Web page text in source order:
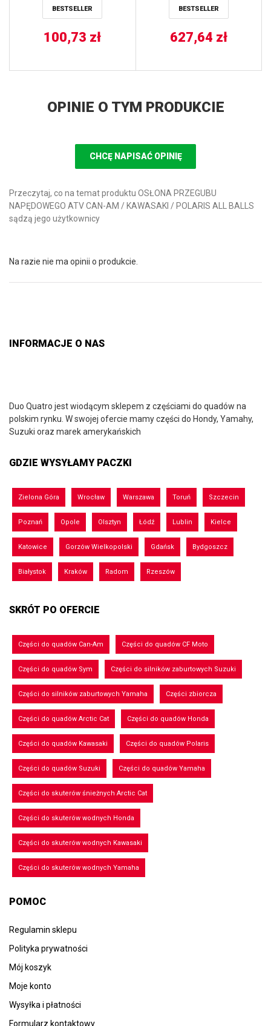
BESTSELLER
100,73 zł
PRAWA ALL BALLS
BESTSELLER
627,64 zł
OPINIE O TYM PRODUKCIE
CHCĘ NAPISAĆ OPINIĘ
Przeczytaj, co na temat produktu OSŁONA PRZEGUBU
NAPĘDOWEGO ATV CAN-AM / KAWASAKI / POLARIS ALL BALLS
sądzą jego użytkownicy
Na razie nie ma opinii o produkcie.
INFORMACJE O NAS
Duo Quatro jest wiodącym sklepem z częściami do quadów na
polskim rynku. W swojej ofercie mamy części do Hondy, Yamahy,
Suzuki oraz marek amerykańskich
GDZIE WYSYŁAMY PACZKI
Zielona Góra Wrocław Warszawa Toruń Szczecin
Poznań Opole Olsztyn Łódź Lublin Kielce
Katowice Gorzów Wielkopolski Gdańsk Bydgoszcz
Białystok Kraków Radom Rzeszów
SKRÓT PO OFERCIE
Części do quadów Can-Am Części do quadów CF Moto
Części do quadów Sym Części do silników zaburtowych Suzuki
Części do silników zaburtowych Yamaha Części zbiorcza
Części do quadów Arctic Cat Części do quadów Honda
Części do quadów Kawasaki Części do quadów Polaris
Części do quadów Suzuki Części do quadów Yamaha
Części do skuterów śnieżnych Arctic Cat
Części do skuterów wodnych Honda
Części do skuterów wodnych Kawasaki
Części do skuterów wodnych Yamaha
POMOC
Regulamin sklepu
Polityka prywatności
Mój koszyk
Moje konto
Wysyłka i płatności
Formularz kontaktowy